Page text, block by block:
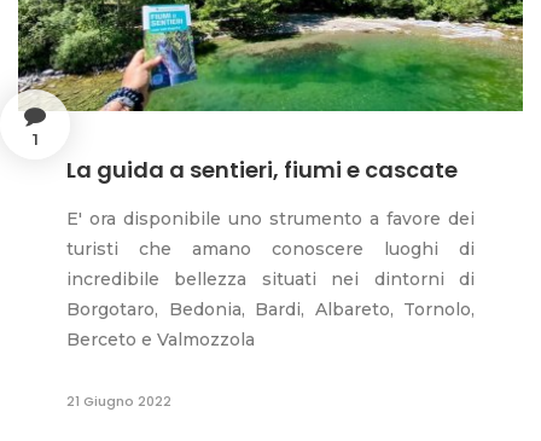
1
La guida a sentieri, fiumi e cascate
E' ora disponibile uno strumento a favore dei
turisti che amano conoscere luoghi di
incredibile bellezza situati nei dintorni di
Borgotaro, Bedonia, Bardi, Albareto, Tornolo,
Berceto e Valmozzola
21 Giugno 2022